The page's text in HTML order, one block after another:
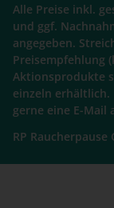
Alle Preise inkl.
und ggf.
angegeben.
Preisempfehlung
Aktionsprodukte
einzeln erhältlich.
gerne eine E-Mail
RP Raucherpause